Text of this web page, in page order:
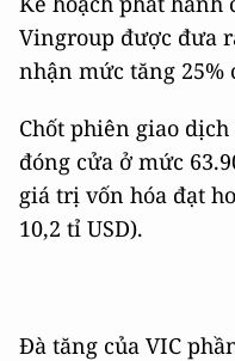
Vingroup được đưa
nhận mức tăng
Chốt phiên giao
đóng cửa ở mức
giá trị vốn hóa đạt
10,2 tỉ USD).
Đà tăng của VIC